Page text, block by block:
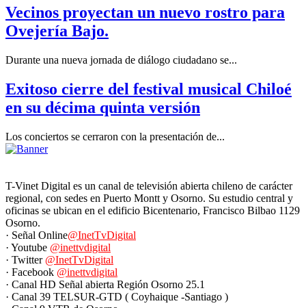
Vecinos proyectan un nuevo rostro para
Ovejería Bajo.
Durante una nueva jornada de diálogo ciudadano se...
Exitoso cierre del festival musical Chiloé
en su décima quinta versión
Los conciertos se cerraron con la presentación de...
T-Vinet Digital es un canal de televisión abierta chileno de carácter
regional, con sedes en Puerto Montt y Osorno. Su estudio central y
oficinas se ubican en el edificio Bicentenario, Francisco Bilbao 1129
Osorno.
· Señal Online@InetTvDigital
· Youtube @inettvdigital
· Twitter @InetTvDigital
· Facebook @inettvdigital
· Canal HD Señal abierta Región Osorno 25.1
· Canal 39 TELSUR-GTD ( Coyhaique -Santiago )